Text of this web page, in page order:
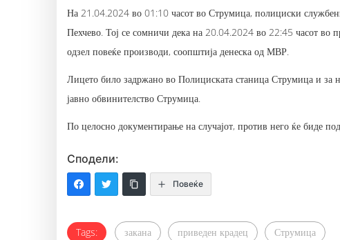
На 21.04.2024 во 01:10 часот во Струмица, полициски
Пехчево. Тој се сомничи дека на 20.04.2024 во 22:45 часот во
одзел повеќе производи, соопштија денеска од МВР.
Лицето било задржано во Полициската станица Струмица и за
јавно обвинителство Струмица.
По целосно документирање на случајот, против него ќе биде
Сподели:
Повеќе
Tags: закана приведен крадец Струмица